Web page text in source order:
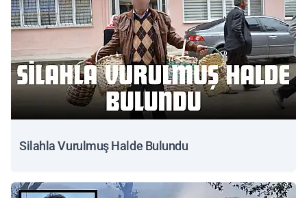
Silahla Vurulmuş Halde Bulundu